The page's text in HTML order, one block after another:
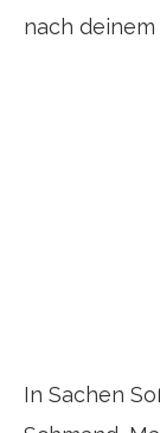
nach
In Sachen